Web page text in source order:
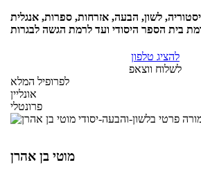
לשון, הבעה, אזרחות, ספרות, אנגלית
להציג טלפון
לשלוח ווצאפ
לפרופיל המלא
אונליין
פרונטלי
מוטי בן אהרן